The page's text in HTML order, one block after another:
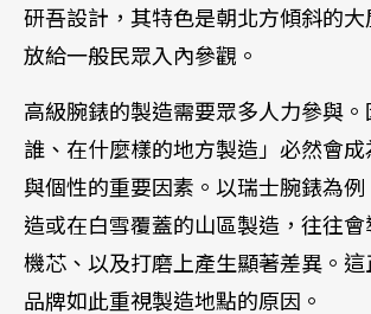
研吾設計，其特色是朝北方傾斜的
放給一般民眾入內參觀。
高級腕錶的製造需要眾多人力參與
誰、在什麼樣的地方製造」必然會
與個性的重要因素。以瑞士腕錶為
造或在白雪覆蓋的山區製造，往往會
機芯、以及打磨上產生顯著差異。
品牌如此重視製造地點的原因。